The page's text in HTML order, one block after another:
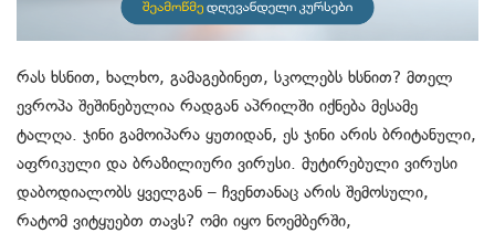
რას ხსნით, ხალხო, გამაგებინეთ, სკოლებს ხსნით? მთელ
ევროპა შეშინებულია რადგან აპრილში იქნება მესამე
ტალღა. ჯინი გამოიპარა ყუთიდან, ეს ჯინი არის ბრიტანული,
აფრიკული და ბრაზილიური ვირუსი. მუტირებული ვირუსი
დაბოდიალობს ყველგან – ჩვენთანაც არის შემოსული,
რატომ ვიტყუებთ თავს? ომი იყო ნოემბერში,